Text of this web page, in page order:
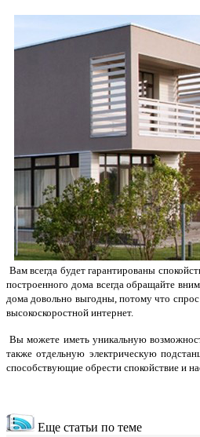
Вам всегда будет гарантированы
построенного дома всегда обращайте
дома довольно выгодны, потому что
высокоскоростной интернет.
Вы можете иметь уникальную
также отдельную электрическую
способствующие обрести спокойствие и
Еще статьи по теме